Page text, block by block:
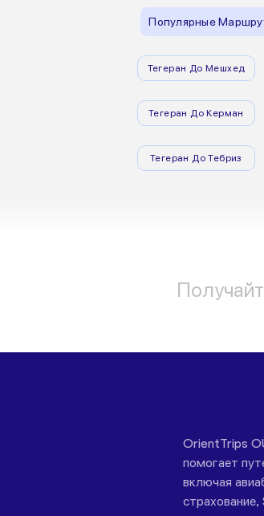
Популярные
Тегеран До Мешхед
Тегеран До Керман
Тегеран До Тебриз
OrientTrips
помогает
включая